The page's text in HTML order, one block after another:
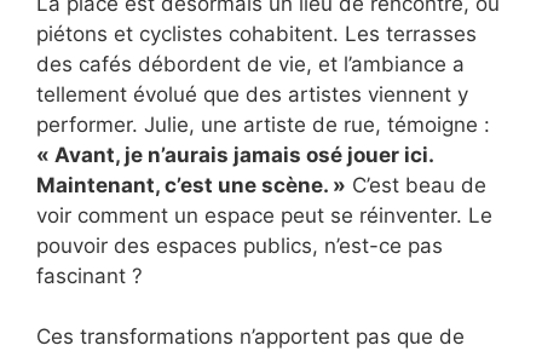
piétons et cyclistes cohabitent. Les terrasses
des cafés débordent de vie, et l’ambiance a
tellement évolué que des artistes viennent y
performer. Julie, une artiste de rue, témoigne :
« Avant, je n’aurais jamais osé jouer ici.
Maintenant, c’est une scène. » C’est beau de
voir comment un espace peut se réinventer. Le
pouvoir des espaces publics, n’est-ce pas
fascinant ?
Ces transformations n’apportent pas que de